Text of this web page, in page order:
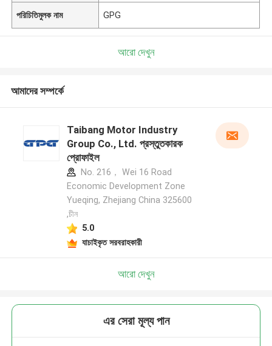
পরিচিতিমুলক নাম GPG
আরো দেখুন
আমাদের সম্পর্কে
Taibang Motor Industry
Group Co., Ltd. প্রস্তুতকারক
প্রোফাইল
No. 216， Wei 16 Road
Economic Development Zone
Yueqing, Zhejiang China 325600
,চীন
5.0
যাচাইকৃত সরবরাহকারী
আরো দেখুন
এর সেরা মূল্য পান